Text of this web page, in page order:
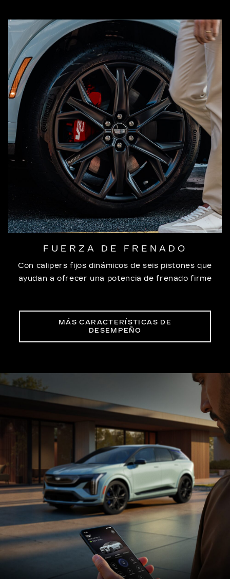
FUERZA DE FRENADO
Con calipers fijos dinámicos de seis pistones que
ayudan a ofrecer una potencia de frenado firme
MÁS CARACTERÍSTICAS DE
DESEMPEÑO